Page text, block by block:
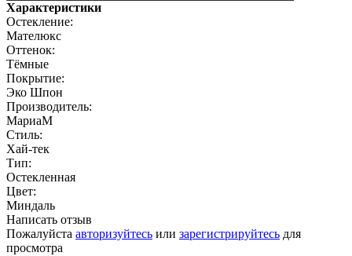
Характеристики
Остекление:
Мателюкс
Оттенок:
Тёмные
Покрытие:
Эко Шпон
Производитель:
МариаМ
Стиль:
Хай-тек
Тип:
Остекленная
Цвет:
Миндаль
Написать отзыв
Пожалуйста авторизуйтесь или зарегистрируйтесь для
просмотра